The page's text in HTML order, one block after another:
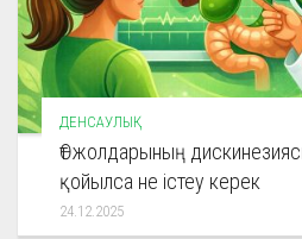
ДЕНСАУЛЫҚ
Өт жолдарының
қойылса не істеу керек
24.12.2025